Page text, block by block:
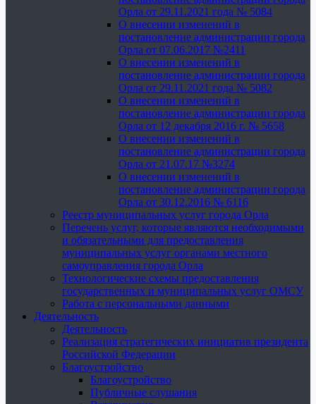
Орла от 29.11.2021 года № 5084
О внесении изменений в
постановление администрации города
Орла от 07.06.2017 №2411
О внесении изменений в
постановление администрации города
Орла от 29.11.2021 года № 5082
О внесении изменений в
постановление администрации города
Орла от 12 декабря 2016 г. № 5658
О внесении изменений в
постановление администрации города
Орла от 21.07.17 №3274
О внесении изменений в
постановление администрации города
Орла от 30.12.2016 № 6116
Реестр муниципальных услуг города Орла
Перечень услуг, которые являются необходимыми
и обязательными для предоставления
муниципальных услуг органами местного
самоуправления города Орла
Технологические схемы предоставления
государственных и муниципальных услуг ОМСУ
Работа с персональными данными
Деятельность
Деятельность
Реализация стратегических инициатив президента
Российской Федерации
Благоустройство
Благоустройство
Публичные слушания